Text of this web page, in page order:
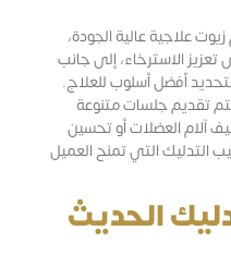
علاجية عالية الجودة،
الاسترخاء، إلى جانب
أفضل أسلوب للعلاج.
تقديم جلسات متنوعة
آلام العضلات أو تحسين
التدليك التي تمنح العميل
الحديث